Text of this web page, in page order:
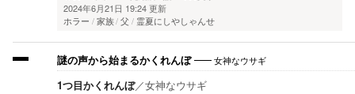
2024年6月21日 19:24 更新
ホラー
家族 父 霊夏にしやしゃんせ
謎の声から始まるかくれんぼ 女神なウサギ
1つ目かくれんぼ／女神なウサギ